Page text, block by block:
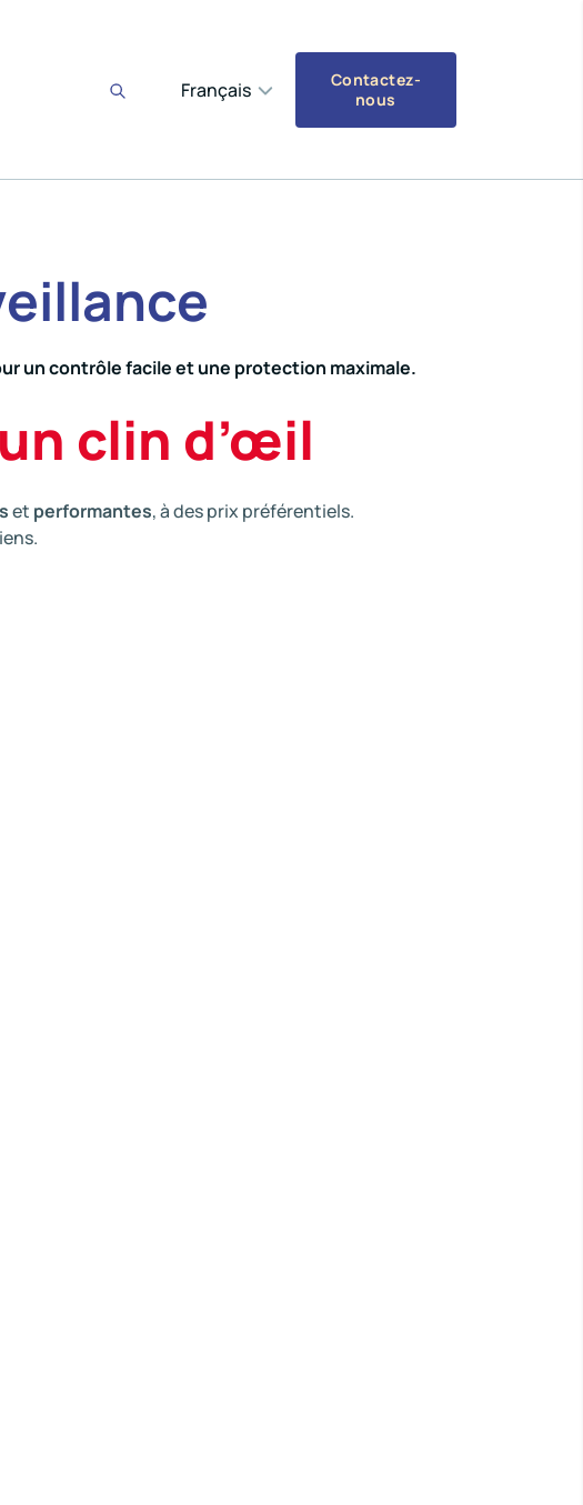
Français
Contactez-
nous
un contrôle facile et une protection maximale.
clin d’œil
et performantes, à des prix préférentiels.